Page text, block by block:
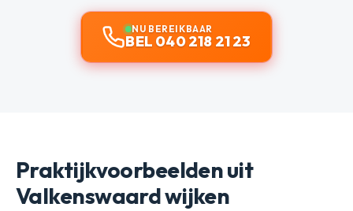
NU BEREIKBAAR
BEL 040 218 21 23
Praktijkvoorbeelden uit
Valkenswaard wijken